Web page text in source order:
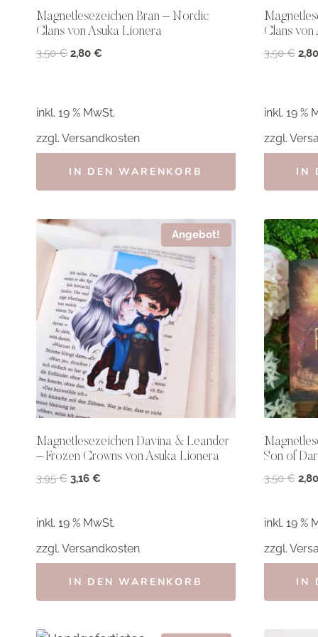
Magnetlesezeichen Bran – Nordic
Clans von Asuka Lionera
3,50€ Ursprünglicher
2,80 €
inkl. 19 % MwSt.
zzgl. Versandkosten
IN DEN WARENKORB
Clans von
3,50€ 2,80
inkl. 19 %
zzgl.
IN
Angebot!
Magnetlesezeichen Davina & Leander
– Frozen Crowns von Asuka Lionera
3,95€ Ursprünglicher
3,95 €
3,16 €
3,16 €.
inkl. 19 % MwSt.
zzgl. Versandkosten
IN DEN WARENKORB
Son of
3,50€ 2,80
inkl. 19 %
zzgl.
IN